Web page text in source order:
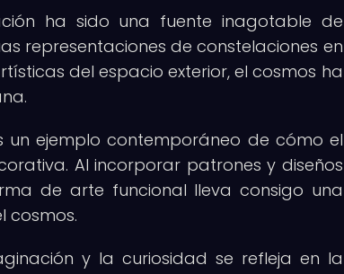
ha sido una fuente inagotable de
representaciones de constelaciones en
del espacio exterior, el cosmos ha
un ejemplo contemporáneo de cómo el
Al incorporar patrones y diseños
de arte funcional lleva consigo una
cosmos.
y la curiosidad se refleja en la